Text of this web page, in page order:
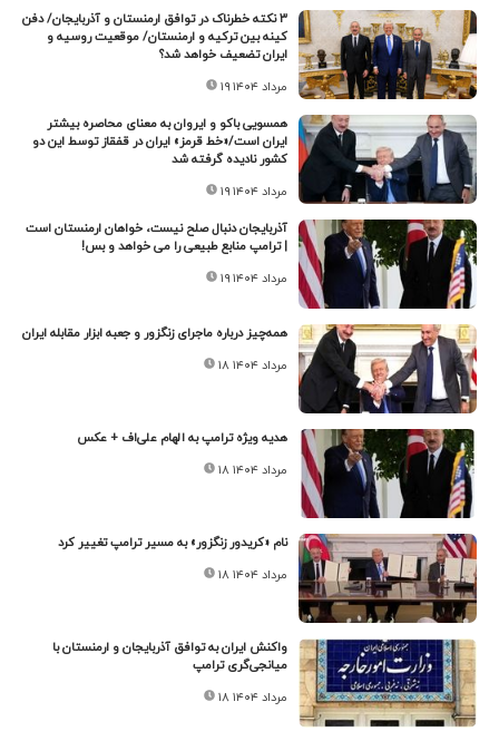
۳ نکته خطرناک در توافق ارمنستان و آذربایجان/ دفن
کینه بین ترکیه و ارمنستان/ موقعیت روسیه و
ایران تضعیف خواهد شد؟
۱۹ مرداد ۱۴۰۴
همسویی باکو و ایروان به معنای محاصره بیشتر
ایران است/«خط قرمز» ایران در قفقاز توسط این دو
کشور نادیده گرفته شد
۱۹ مرداد ۱۴۰۴
آذربایجان دنبال صلح نیست، خواهان ارمنستان است
| ترامپ منابع طبیعی را می خواهد و بس!
۱۹ مرداد ۱۴۰۴
همه‌چیز درباره ماجرای زنگزور و جعبه ابزار مقابله ایران
۱۸ مرداد ۱۴۰۴
هدیه ویژه ترامپ به الهام علی‌اف + عکس
۱۸ مرداد ۱۴۰۴
نام «کریدور زنگزور» به مسیر ترامپ تغییر کرد
۱۸ مرداد ۱۴۰۴
واکنش ایران به توافق آذربایجان و ارمنستان با
میانجی‌گری ترامپ
۱۸ مرداد ۱۴۰۴